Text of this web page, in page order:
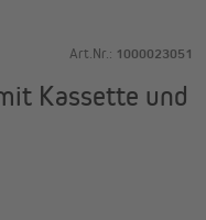
Art.Nr.: 1000023051
Kassette und